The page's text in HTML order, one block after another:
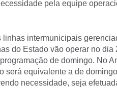
pela equipe
intermunicipais
do Estado vão operar no
de domingo. No
será equivalente a de
necessidade, seja